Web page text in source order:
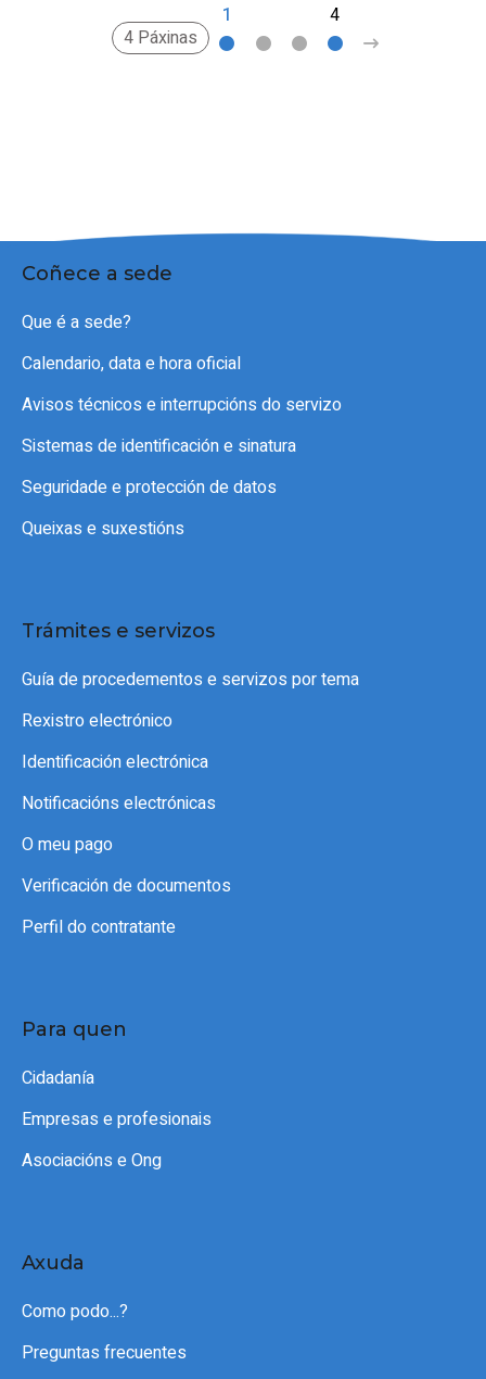
4 Páxinas
1 4
Coñece a sede
Que é a sede?
Calendario, data e hora oficial
Avisos técnicos e interrupcións do servizo
Sistemas de identificación e sinatura
Seguridade e protección de datos
Queixas e suxestións
Trámites e servizos
Guía de procedementos e servizos por tema
Rexistro electrónico
Identificación electrónica
Notificacións electrónicas
O meu pago
Verificación de documentos
Perfil do contratante
Para quen
Cidadanía
Empresas e profesionais
Asociacións e Ong
Axuda
Como podo...?
Preguntas frecuentes